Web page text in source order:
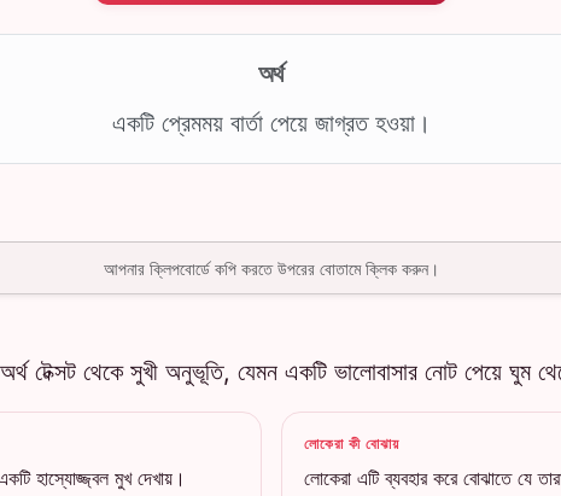
অর্থ
একটি প্রেমময় বার্তা পেয়ে জাগ্রত হওয়া।
আপনার ক্লিপবোর্ডে কপি করতে উপরের বোতামে ক্লিক করুন।
টেক্সট থেকে সুখী অনুভূতি, যেমন একটি ভালোবাসার নোট পেয়ে ঘুম
হাস্যোজ্জ্বল মুখ দেখায়।
লোকেরা কী বোঝায়
লোকেরা এটি ব্যবহার করে বোঝাতে যে